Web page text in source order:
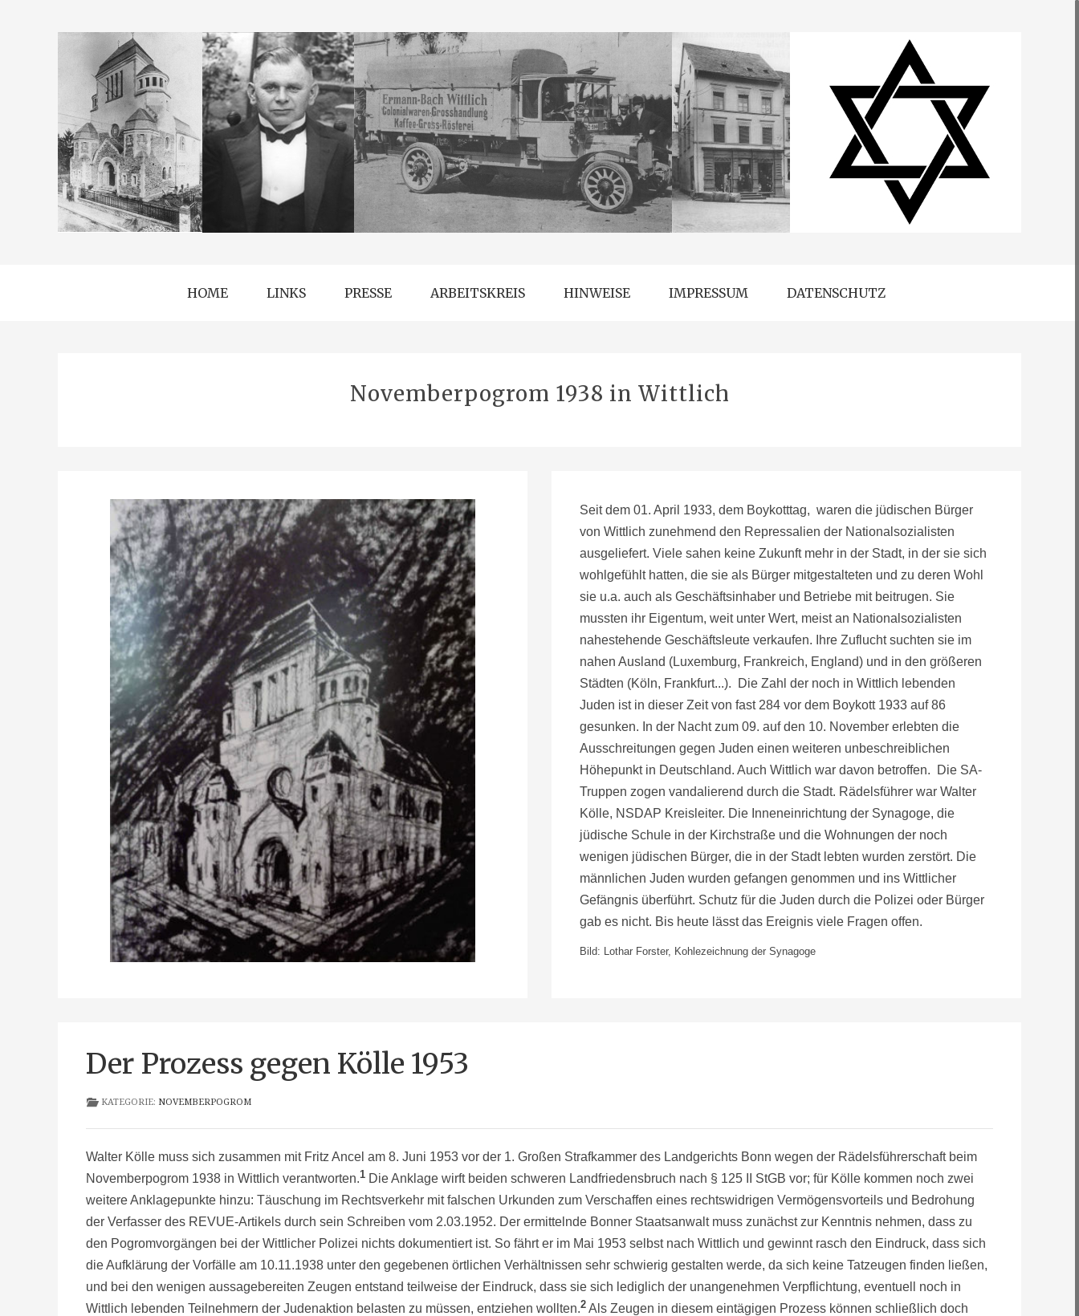
HOME LINKS PRESSE ARBEITSKREIS HINWEISE IMPRESSUM DATENSCHUTZ
Novemberpogrom 1938 in Wittlich
Seit dem 01. April 1933, dem Boykotttag, waren die jüdischen Bürger
von Wittlich zunehmend den Repressalien der Nationalsozialisten
ausgeliefert. Viele sahen keine Zukunft mehr in der Stadt, in der sie sich
wohlgefühlt hatten, die sie als Bürger mitgestalteten und zu deren Wohl
sie u.a. auch als Geschäftsinhaber und Betriebe mit beitrugen. Sie
mussten ihr Eigentum, weit unter Wert, meist an Nationalsozialisten
nahestehende Geschäftsleute verkaufen. Ihre Zuflucht suchten sie im
nahen Ausland (Luxemburg, Frankreich, England) und in den größeren
Städten (Köln, Frankfurt...). Die Zahl der noch in Wittlich lebenden
Juden ist in dieser Zeit von fast 284 vor dem Boykott 1933 auf 86
gesunken. In der Nacht zum 09. auf den 10. November erlebten die
Ausschreitungen gegen Juden einen weiteren unbeschreiblichen
Höhepunkt in Deutschland. Auch Wittlich war davon betroffen. Die SA-
Truppen zogen vandalierend durch die Stadt. Rädelsführer war Walter
Kölle, NSDAP Kreisleiter. Die Inneneinrichtung der Synagoge, die
jüdische Schule in der Kirchstraße und die Wohnungen der noch
wenigen jüdischen Bürger, die in der Stadt lebten wurden zerstört. Die
männlichen Juden wurden gefangen genommen und ins Wittlicher
Gefängnis überführt. Schutz für die Juden durch die Polizei oder Bürger
gab es nicht. Bis heute lässt das Ereignis viele Fragen offen.
Bild: Lothar Forster, Kohlezeichnung der Synagoge
Der Prozess gegen Kölle 1953
KATEGORIE: NOVEMBERPOGROM
Walter Kölle muss sich zusammen mit Fritz Ancel am 8. Juni 1953 vor der 1. Großen Strafkammer des Landgerichts Bonn wegen der Rädelsführerschaft beim
Novemberpogrom 1938 in Wittlich verantworten.1 Die Anklage wirft beiden schweren Landfriedensbruch nach § 125 II StGB vor; für Kölle kommen noch zwei
weitere Anklagepunkte hinzu: Täuschung im Rechtsverkehr mit falschen Urkunden zum Verschaffen eines rechtswidrigen Vermögensvorteils und Bedrohung
der Verfasser des REVUE-Artikels durch sein Schreiben vom 2.03.1952. Der ermittelnde Bonner Staatsanwalt muss zunächst zur Kenntnis nehmen, dass zu
den Pogromvorgängen bei der Wittlicher Polizei nichts dokumentiert ist. So fährt er im Mai 1953 selbst nach Wittlich und gewinnt rasch den Eindruck, dass sich
die Aufklärung der Vorfälle am 10.11.1938 unter den gegebenen örtlichen Verhältnissen sehr schwierig gestalten werde, da sich keine Tatzeugen finden ließen,
und bei den wenigen aussagebereiten Zeugen entstand teilweise der Eindruck, dass sie sich lediglich der unangenehmen Verpflichtung, eventuell noch in
Wittlich lebenden Teilnehmern der Judenaktion belasten zu müssen, entziehen wollten.2 Als Zeugen in diesem eintägigen Prozess können schließlich doch